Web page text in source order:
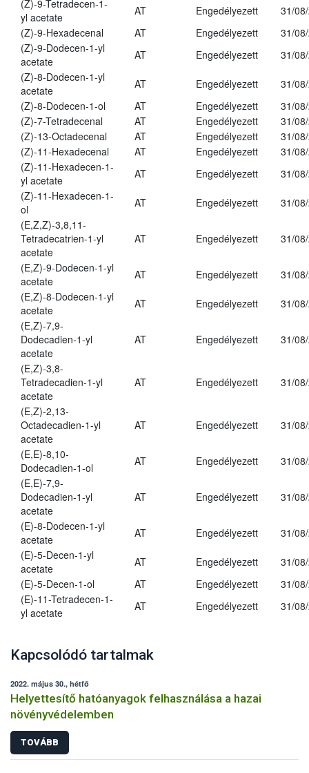
(Z)-9-Tetradecen-1-
yl acetate
AT Engedélyezett
31/
(Z)-9-Hexadecenal
AT Engedélyezett
31/
(Z)-9-Dodecen-1-yl
acetate
AT Engedélyezett
31/
(Z)-8-Dodecen-1-yl
acetate
AT Engedélyezett
31/
(Z)-8-Dodecen-1-ol
AT Engedélyezett
31/
(Z)-7-Tetradecenal
AT Engedélyezett
31/
(Z)-13-Octadecenal
AT Engedélyezett
31/
(Z)-11-Hexadecenal
AT Engedélyezett
31/
(Z)-11-Hexadecen-1-
yl acetate
AT Engedélyezett
31/
(Z)-11-Hexadecen-1-
ol
AT Engedélyezett
31/
(E,Z,Z)-3,8,11-
Tetradecatrien-1-yl
acetate
AT Engedélyezett 31/
(E,Z)-9-Dodecen-1-yl
acetate
AT Engedélyezett
31/
(E,Z)-8-Dodecen-1-yl
acetate
AT Engedélyezett
31/
(E,Z)-7,9-
Dodecadien-1-yl
acetate
AT Engedélyezett 31/
(E,Z)-3,8-
Tetradecadien-1-yl
acetate
AT Engedélyezett 31/
(E,Z)-2,13-
Octadecadien-1-yl
acetate
AT Engedélyezett 31/
(E,E)-8,10-
Dodecadien-1-ol
AT Engedélyezett
31/
(E,E)-7,9-
Dodecadien-1-yl
acetate
AT Engedélyezett 31/
(E)-8-Dodecen-1-yl
acetate
AT Engedélyezett
31/
(E)-5-Decen-1-yl
acetate
AT Engedélyezett
31/
(E)-5-Decen-1-ol
AT Engedélyezett
31/
(E)-11-Tetradecen-1-
yl acetate
AT Engedélyezett 31/
Kapcsolódó tartalmak
2022. május 30., hétfő
Helyettesítő hatóanyagok felhasználása a hazai
növényvédelemben
TOVÁBB